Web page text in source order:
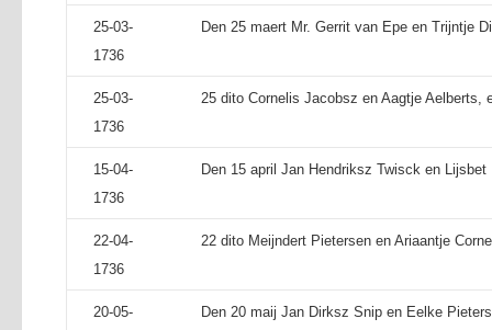
25-03-
1736
Den 25 maert Mr. Gerrit van Epe en Trijntje
25-03-
1736
25 dito Cornelis Jacobsz en Aagtje Aelberts,
15-04-
1736
Den 15 april Jan Hendriksz Twisck en
22-04-
1736
22 dito Meijndert Pietersen en Ariaantje
20-05-
Den 20 maij Jan Dirksz Snip en Eelke